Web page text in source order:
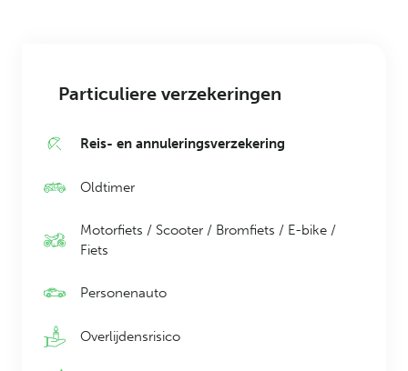
Particuliere verzekeringen
Reis- en annuleringsverzekering
Oldtimer
Motorfiets / Scooter / Bromfiets / E-bike /
Fiets
Personenauto
Overlijdensrisico